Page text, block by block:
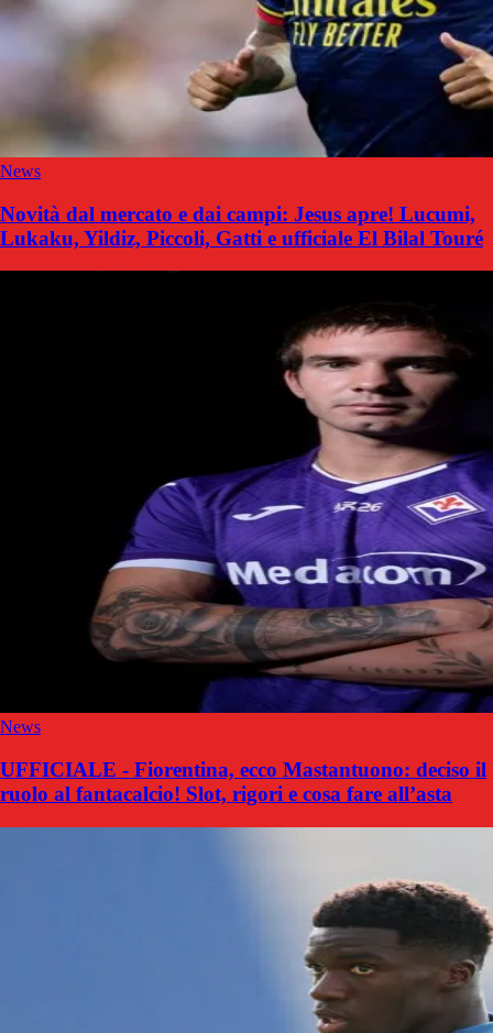
News
Novità dal mercato e dai campi: Jesus apre! Lucumi,
Lukaku, Yildiz, Piccoli, Gatti e ufficiale El Bilal Touré
News
UFFICIALE - Fiorentina, ecco Mastantuono: deciso il
ruolo al fantacalcio! Slot, rigori e cosa fare all’asta